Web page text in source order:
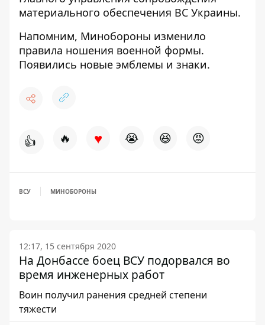
материального обеспечения ВС Украины.
Напомним, Минобороны изменило
правила ношения военной формы.
Появились новые эмблемы и знаки.
👍 🔥 ♥ 😭 😆 😡
ВСУ МИНОБОРОНЫ
12:17, 15 сентября 2020
На Донбассе боец ВСУ подорвался во
время инженерных работ
Воин получил ранения средней степени
тяжести